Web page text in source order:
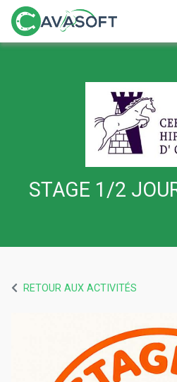
STAGE 1/2
RETOUR AUX ACTIVITÉS